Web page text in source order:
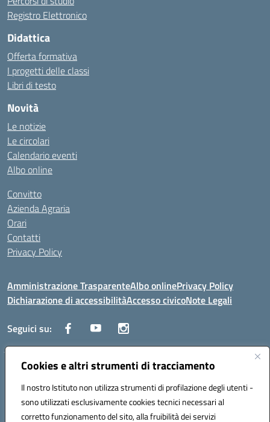
Cookies e altri strumenti di tracciamento
Il nostro Istituto non utilizza strumenti di profilazione degli utenti -
sono utilizzati esclusivamente cookies tecnici necessari al
corretto funzionamento del sito, alla fruibilità dei servizi
Registro Elettronico
Didattica
Offerta formativa
I progetti delle classi
Libri di testo
Novità
Le notizie
Le circolari
Calendario eventi
Albo online
Convitto
Azienda Agraria
Orari
Contatti
Privacy Policy
Amministrazione TrasparenteAlbo onlinePrivacy Policy
Dichiarazione di accessibilitàAccesso civicoNote Legali
Seguici su:
Via dei Cappuccini, 5 - 60044 Fabriano (AN) - Tel. 0732 3373 - 0732
3573 - Mail: anis01700P@istruzione.it - PEC:
Codice meccanografico: ANIS01700P - Codice iPA: istsc_ANIS01700P -